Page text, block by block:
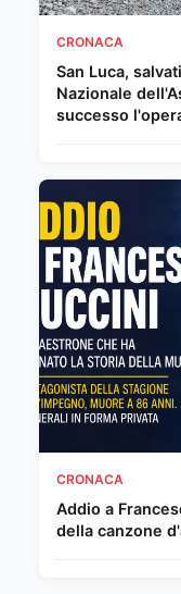
CRONACA
San Luca,
Nazionale
successo
CRONACA
Addio a
della canzone